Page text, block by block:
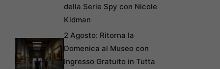
della Serie Spy con Nicole
Kidman
2 Agosto: Ritorna la
Domenica al Museo con
Ingresso Gratuito in Tutta